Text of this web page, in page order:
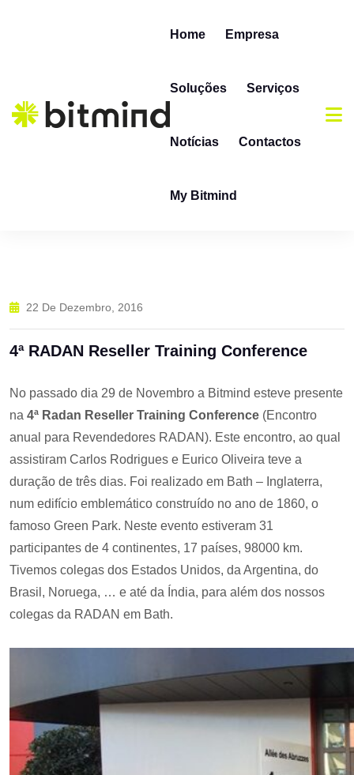
Home
Empresa
Soluções Serviços
Notícias Contactos
My Bitmind
22 De Dezembro, 2016
4ª RADAN Reseller Training Conference
No passado dia 29 de Novembro a Bitmind esteve presente
na 4ª Radan Reseller Training Conference (Encontro
anual para Revendedores RADAN). Este encontro, ao qual
assistiram Carlos Rodrigues e Eurico Oliveira teve a
duração de três dias. Foi realizado em Bath – Inglaterra,
num edifício emblemático construído no ano de 1860, o
famoso Green Park. Neste evento estiveram 31
participantes de 4 continentes, 17 países, 98000 km.
Tivemos colegas dos Estados Unidos, da Argentina, do
Brasil, Noruega, … e até da Índia, para além dos nossos
colegas da RADAN em Bath.